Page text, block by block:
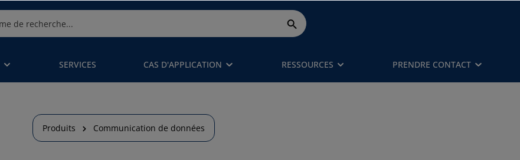
SERVICES CAS D'APPLICATION RESSOURCES PRENDRE CONTACT
Produits Communication de données